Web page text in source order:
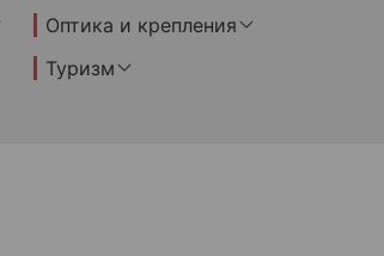
Оптика и крепления
Туризм